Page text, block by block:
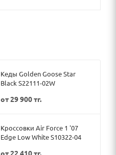
Кеды Golden Goose Star
Black S22111-02W
от29 900 тг.
Кроссовки Air Force 1 '07
Edge Low White S10322-04
от22 410 тг.